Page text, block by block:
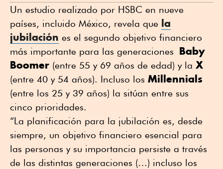
Un estudio realizado por HSBC en nueve
países, incluido México, revela que la
jubilación es el segundo objetivo financiero
más importante para las generaciones Baby
Boomer (entre 55 y 69 años de edad) y la X
(entre 40 y 54 años). Incluso los Millennials
(entre los 25 y 39 años) la sitúan entre sus
cinco prioridades.
“La planificación para la jubilación es, desde
siempre, un objetivo financiero esencial para
las personas y su importancia persiste a través
de las distintas generaciones (…) incluso los